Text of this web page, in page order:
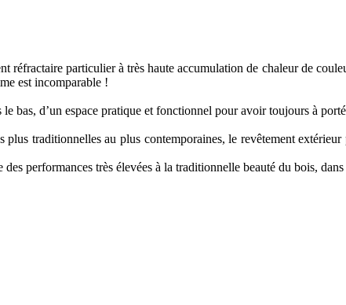
réfractaire particulier à très haute accumulation de chaleur de
est incomparable !
bas, d’un espace pratique et fonctionnel pour avoir toujours à
plus traditionnelles au plus contemporaines, le revêtement
performances très élevées à la traditionnelle beauté du bois,